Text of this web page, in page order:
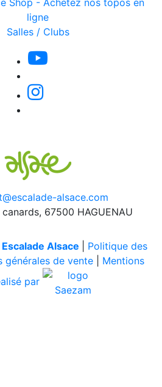
Shop - Achetez nos topos en
ligne
Salles / Clubs
alsace.com
67500 HAGUENAU
Alsace
Politique des
générales de vente| Mentions
par